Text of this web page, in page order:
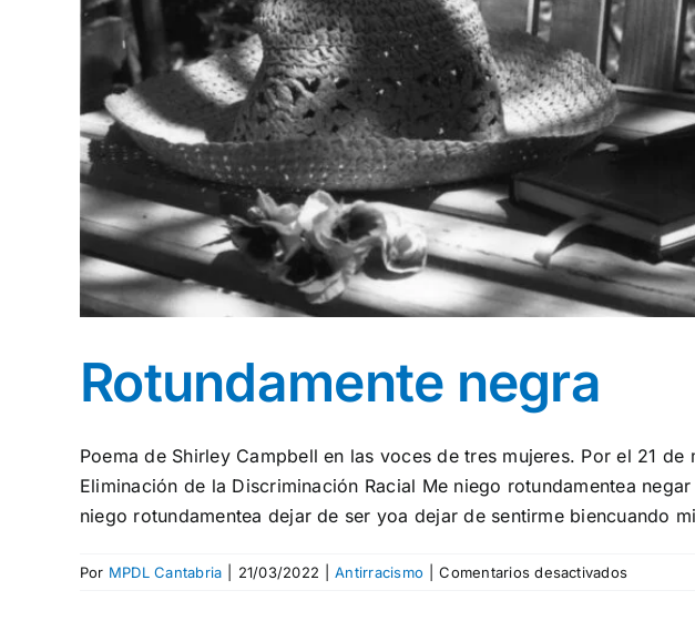
Rotundamente negra
Poema de Shirley Campbell en las voces de tres mujeres. Por el 21
Eliminación de la Discriminación Racial Me niego rotundamentea
niego rotundamentea dejar de ser yoa dejar de sentirme biencuando
Por MPDL Cantabria 21/03/2022 Antirracismo Comentarios desactivadosen